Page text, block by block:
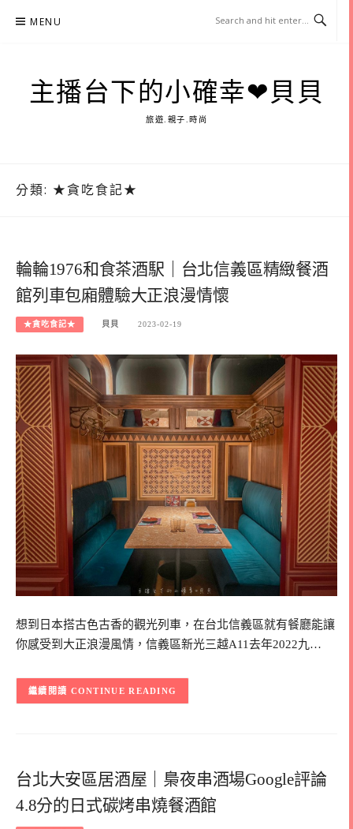
MENU
主播台下的小確幸❤貝貝
旅遊.親子.時尚
分類: ★貪吃食記★
輪輪1976和食茶酒駅｜台北信義區精緻餐酒
館列車包廂體驗大正浪漫情懷
★貪吃食記★ 貝貝 2023-02-19
想到日本搭古色古香的觀光列車，在台北信義區就有餐廳能讓
你感受到大正浪漫風情，信義區新光三越A11去年2022九…
CONTINUE READING
台北大安區居酒屋｜梟夜串酒場Google評論
4.8分的日式碳烤串燒餐酒館